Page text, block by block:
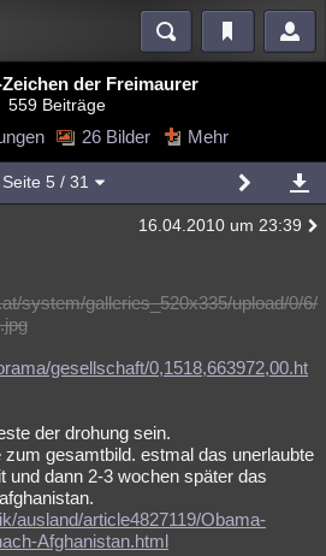
Blogs Videos
Mystery Kriminalfälle
Gruppen Gaming Filme
der Freimaurer
559 Beiträge
26 Bilder Mehr
Seite 5 / 31
16.04.2010 um 23:39
system/galleries_520x335/upload/0/6/
gesellschaft/0,1518,663972,00.ht
der drohung sein.
gesamtbild. estmal das unerlaubte
und dann 2-3 wochen später das
ausland/article4827119/Obama-
Afghanistan.html